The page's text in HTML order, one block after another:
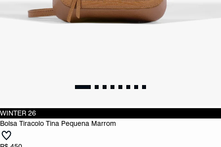
WINTER 26
Bolsa Tiracolo Tina Pequena Marrom